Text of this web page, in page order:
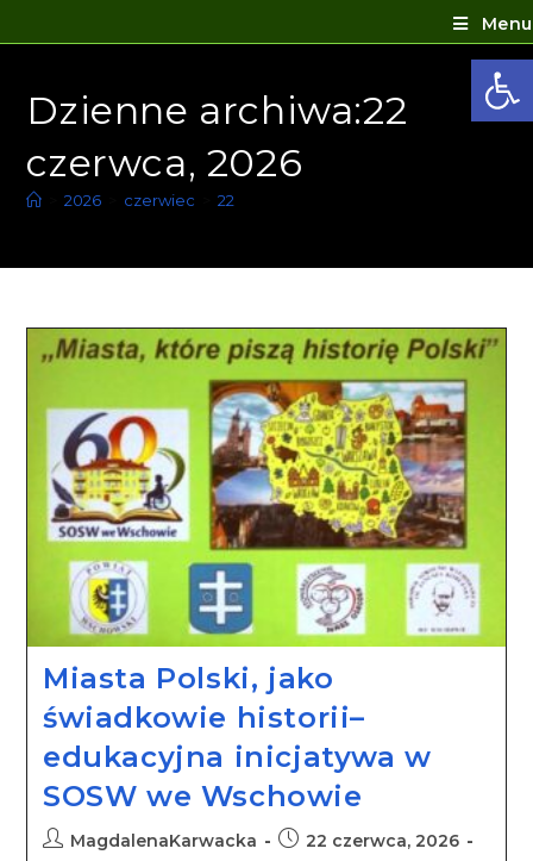
Menu
Dzienne archiwa:22
czerwca, 2026
2026 czerwiec 22
Miasta Polski, jako
świadkowie historii–
edukacyjna inicjatywa w
SOSW we Wschowie
MagdalenaKarwacka
22 czerwca, 2026